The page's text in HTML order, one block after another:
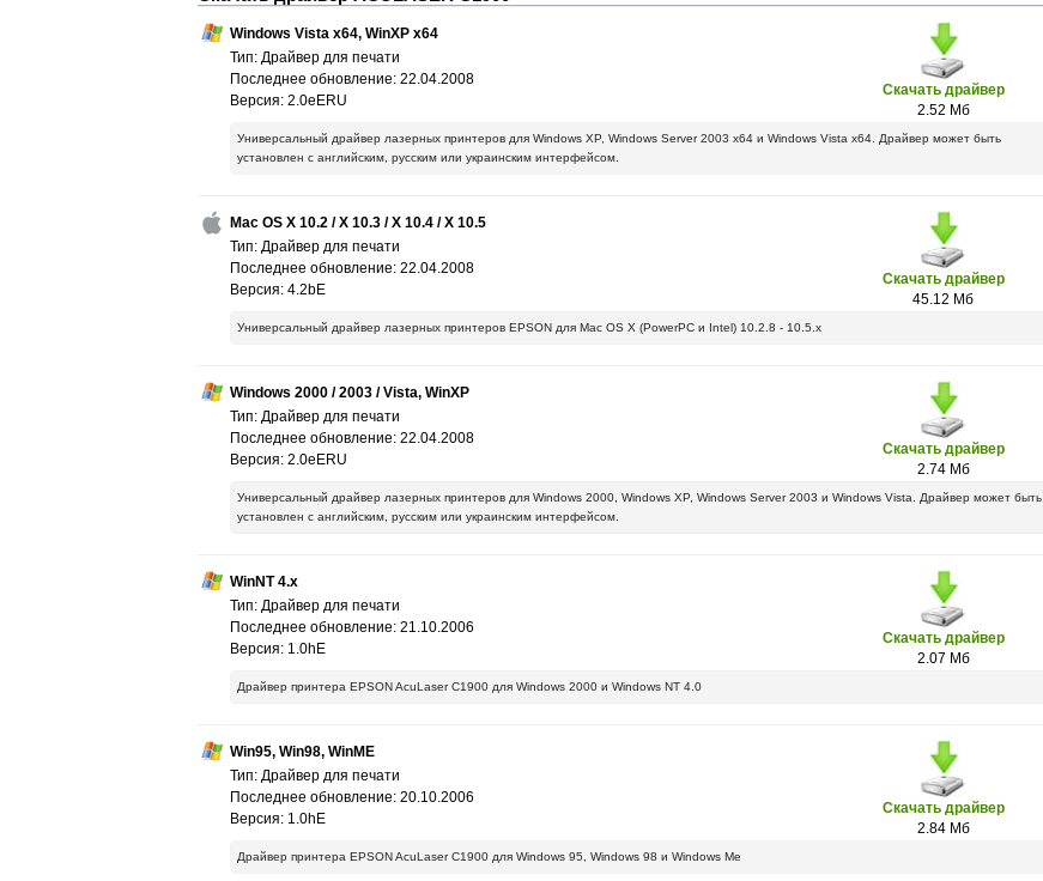
Скачать драйвер
2.52 Мб
Windows Vista x64, WinXP x64
Тип: Драйвер для печати
Последнее обновление: 22.04.2008
Версия: 2.0eERU
Универсальный драйвер лазерных принтеров для Windows XP, Windows Server 2003 х64 и Windows Vista х64. Драйвер может быть
установлен с английским, русским или украинским интерфейсом.
Скачать драйвер
45.12 Мб
Mac OS X 10.2 / X 10.3 / X 10.4 / X 10.5
Тип: Драйвер для печати
Последнее обновление: 22.04.2008
Версия: 4.2bE
Универсальный драйвер лазерных принтеров EPSON для Mac OS X (PowerPC и Intel) 10.2.8 - 10.5.x
Скачать драйвер
2.74 Мб
Windows 2000 / 2003 / Vista, WinXP
Тип: Драйвер для печати
Последнее обновление: 22.04.2008
Версия: 2.0eERU
Универсальный драйвер лазерных принтеров для Windows 2000, Windows XP, Windows Server 2003 и Windows Vista. Драйвер может быть
установлен с английским, русским или украинским интерфейсом.
Скачать драйвер
2.07 Мб
WinNT 4.x
Тип: Драйвер для печати
Последнее обновление: 21.10.2006
Версия: 1.0hE
Драйвер принтера EPSON AcuLaser C1900 для Windows 2000 и Windows NT 4.0
Скачать драйвер
2.84 Мб
Win95, Win98, WinME
Тип: Драйвер для печати
Последнее обновление: 20.10.2006
Версия: 1.0hE
Драйвер принтера EPSON AcuLaser C1900 для Windows 95, Windows 98 и Windows Me